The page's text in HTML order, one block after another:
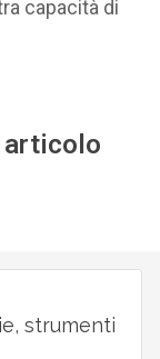
capacità di
articolo
strumenti